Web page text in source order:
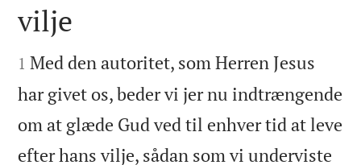

vilje

1 Med den autoritet, som Herren Jesus
har givet os, beder vi jer nu indtrængende
om at glæde Gud ved til enhver tid at leve
efter hans vilje, sådan som vi underviste